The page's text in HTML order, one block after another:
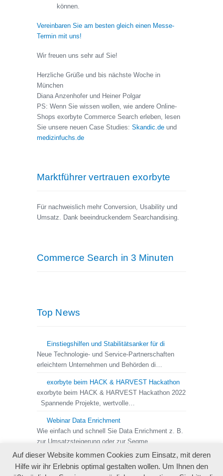
können.
Vereinbaren Sie am besten gleich einen Messe-
Termin mit uns!
Wir freuen uns sehr auf Sie!
Herzliche Grüße und bis nächste Woche in
München
Diana Anzenhofer und Heiner Polgar
PS: Wenn Sie wissen wollen, wie andere Online-
Shops exorbyte Commerce Search erleben, lesen
Sie unsere neuen Case Studies: Skandic.de und
medizinfuchs.de
Marktführer vertrauen exorbyte
Für nachweislich mehr Conversion, Usability und
Umsatz. Dank beeindruckendem Searchandising.
Commerce Search in 3 Minuten
Top News
Einstiegshilfen und Stabilitätsanker für di
Neue Technologie- und Service-Partnerschaften
erleichtern Unternehmen und Behörden di…
exorbyte beim HACK & HARVEST Hackathon
exorbyte beim HACK & HARVEST Hackathon 2022
Spannende Projekte, wertvolle…
Webinar Data Enrichment
Wie einfach und schnell Sie Data Enrichment z. B.
zur Umsatzsteigerung oder zur Segme…
Auf dieser Website kommen Cookies zum Einsatz, mit deren
Hilfe wir ihr Erlebnis optimal gestalten wollen. Um Ihnen den